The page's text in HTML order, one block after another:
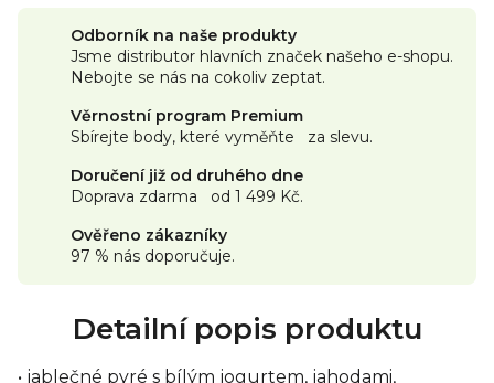
Sacharidy 15 g
Sacharidy, z toho cukry 10 g
Bílkoviny 2,1 g
Sůl 0,03 g
Složení: ovocná pyré 57 % (jablečné 36 %,
švestkové 11 %, jahodové 10 %), bílý jogurt 26 %, šťáva z
bílého hroznu 10 %, rozinky 3 %, jáhlové vločky 2 %, ovesné
vločky 2 %.
Odborník na naše produkty
Jsme distributor hlavních značek našeho e-shopu.
Nebojte se nás na cokoliv zeptat.
Věrnostní program Premium
Sbírejte body, které vyměňte za slevu.
Doručení již od druhého dne
Doprava zdarma od 1 499 Kč.
Ověřeno zákazníky
97 % nás doporučuje.
Detailní popis produktu
• jablečné pyré s bílým jogurtem, jahodami,